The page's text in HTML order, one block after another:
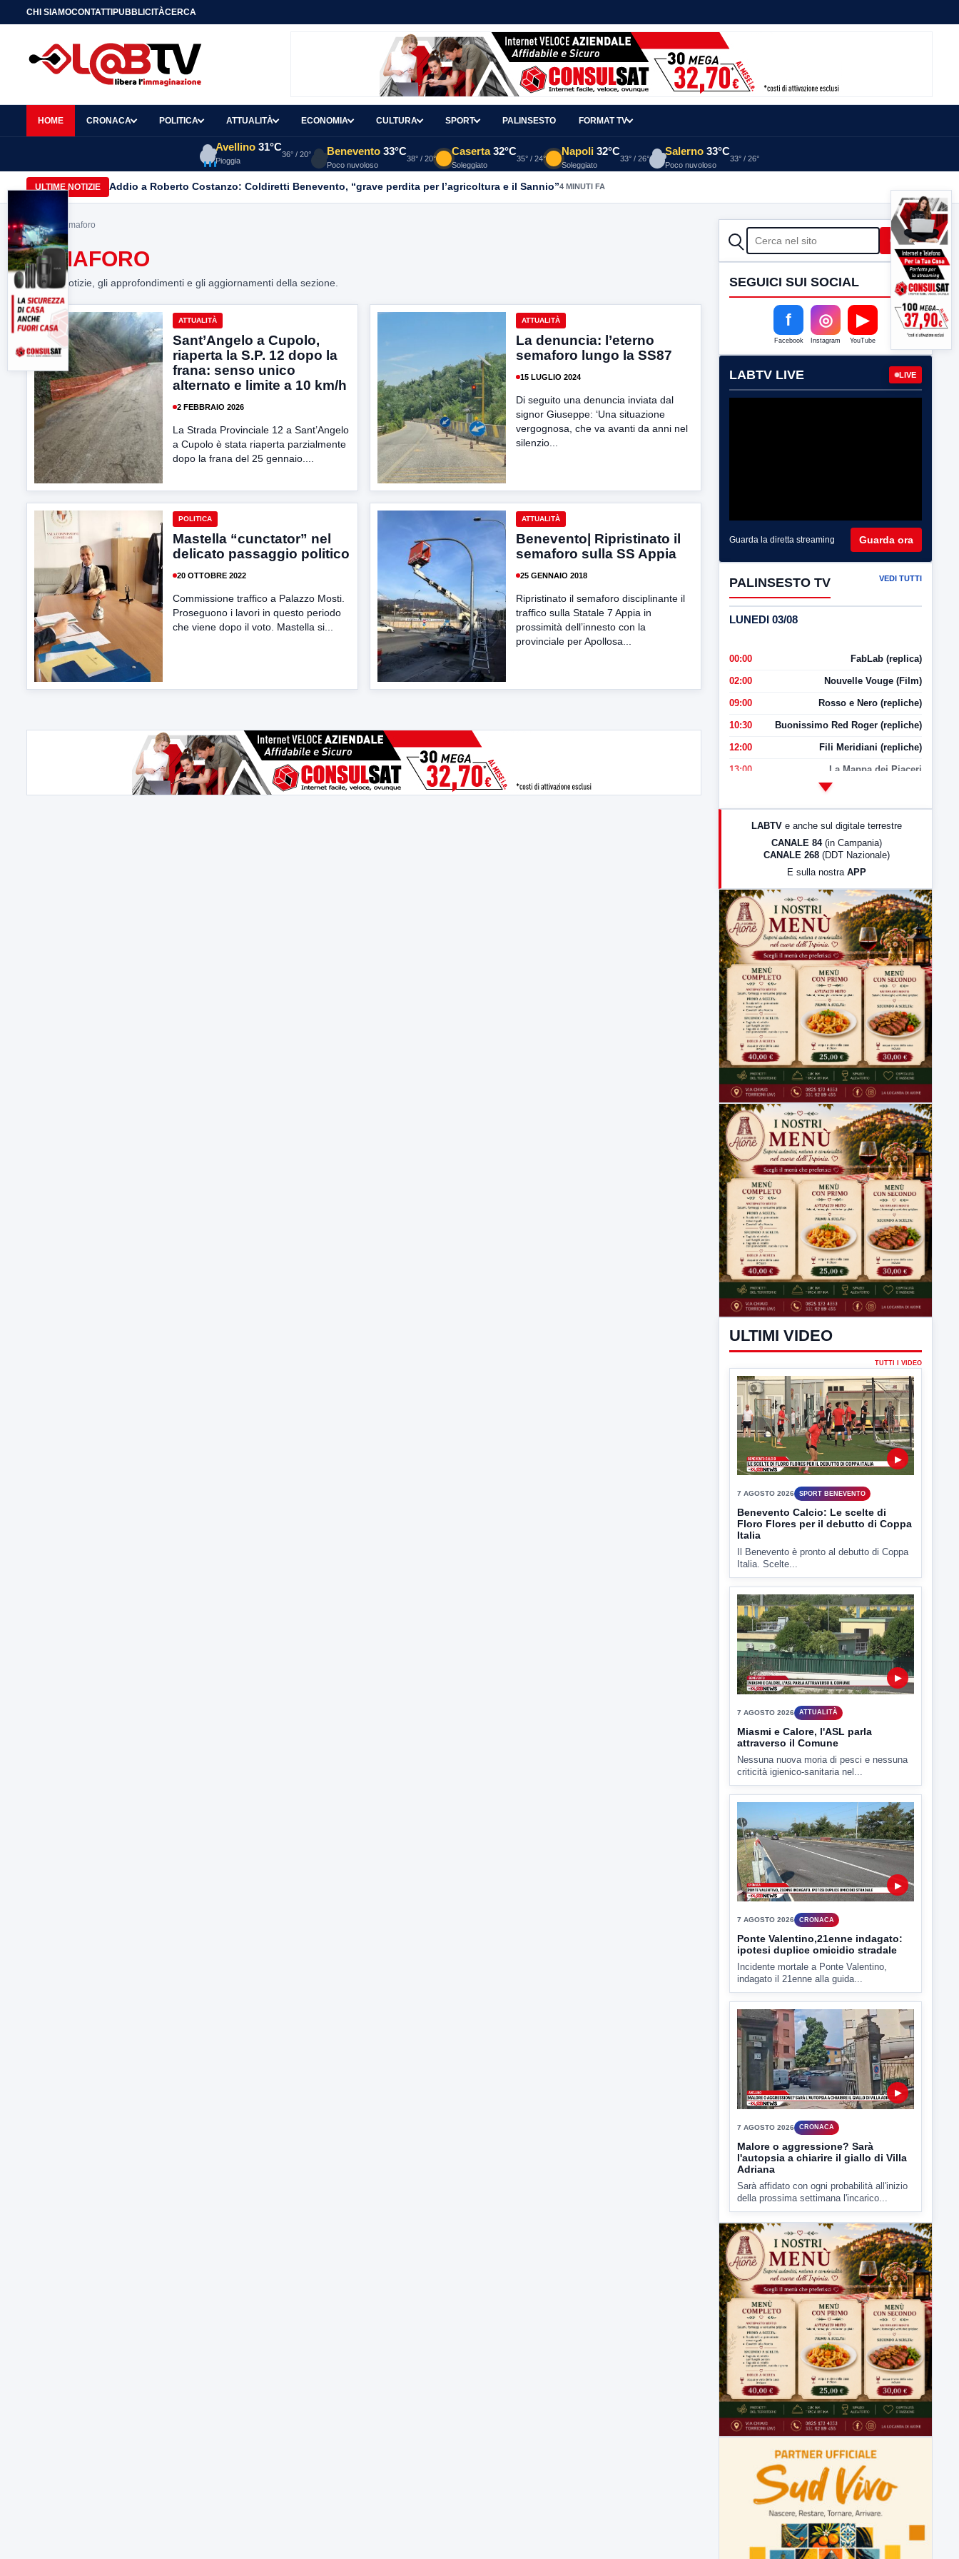
CHI SIAMOCONTATTIPUBBLICITÀCERCA
HOME CRONACA POLITICA ATTUALITÀ ECONOMIA CULTURA SPORT PALINSESTO FORMAT TV
Avellino 31°C
Pioggia
36° / 20° Benevento 33°C
Poco nuvoloso
38° / 20°
Caserta 32°C
Soleggiato
35° / 24°
Napoli 32°C
Soleggiato
33° / 26°
Salerno 33°C
Poco nuvoloso
33° / 26°
ULTIME NOTIZIE Addio a Roberto Costanzo: Coldiretti Benevento, “grave perdita per l’agricoltura e il Sannio”4 MINUTI FA
Home> semaforo
SEMAFORO
Tutte le notizie, gli approfondimenti e gli aggiornamenti della sezione.
ATTUALITÀ
Sant’Angelo a Cupolo,
riaperta la S.P. 12 dopo la
frana: senso unico
alternato e limite a 10 km/h
2 FEBBRAIO 2026
La Strada Provinciale 12 a Sant’Angelo
a Cupolo è stata riaperta parzialmente
dopo la frana del 25 gennaio....
ATTUALITÀ
La denuncia: l’eterno
semaforo lungo la SS87
15 LUGLIO 2024
Di seguito una denuncia inviata dal
signor Giuseppe: ‘Una situazione
vergognosa, che va avanti da anni nel
silenzio...
POLITICA
Mastella “cunctator” nel
delicato passaggio politico
20 OTTOBRE 2022
Commissione traffico a Palazzo Mosti.
Proseguono i lavori in questo periodo
che viene dopo il voto. Mastella si...
ATTUALITÀ
Benevento| Ripristinato il
semaforo sulla SS Appia
25 GENNAIO 2018
Ripristinato il semaforo disciplinante il
traffico sulla Statale 7 Appia in
prossimità dell’innesto con la
provinciale per Apollosa...
CERCA Cerca
SEGUICI SUI SOCIAL
f
Facebook
◎
Instagram
▶
YouTube
LABTV LIVE LIVE
Guarda la diretta streaming Guarda ora
PALINSESTO TV VEDI TUTTI
LUNEDI 03/08
00:00 FabLab (replica)
02:00 Nouvelle Vouge (Film)
09:00 Rosso e Nero (repliche)
10:30 Buonissimo Red Roger (repliche)
12:00 Fili Meridiani (repliche)
13:00 La Mappa dei Piaceri
LabNews (Diretta)
23:00 LabNews (replica)
LABTV e anche sul digitale terrestre
CANALE 84 (in Campania)
CANALE 268 (DDT Nazionale)
E sulla nostra APP
ULTIMI VIDEO
TUTTI I VIDEO
7 AGOSTO 2026 SPORT BENEVENTO
Benevento Calcio: Le scelte di
Floro Flores per il debutto di Coppa
Italia
Il Benevento è pronto al debutto di Coppa
Italia. Scelte...
Miasmi e Calore, l'ASL parla
attraverso il Comune
Nessuna nuova moria di pesci e nessuna
criticità igienico-sanitaria nel...
▶
Ponte Valentino,21enne indagato:
ipotesi duplice omicidio stradale
Incidente mortale a Ponte Valentino,
indagato il 21enne alla guida...
7 AGOSTO 2026
Malore o aggressione? Sarà
l'autopsia a chiarire il giallo di Villa
Adriana
Sarà affidato con ogni probabilità all'inizio
della prossima settimana l'incarico...